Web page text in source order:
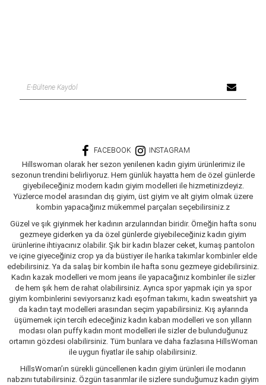
FACEBOOK INSTAGRAM
Hillswoman olarak her sezon yenilenen kadın giyim ürünlerimiz ile
sezonun trendini belirliyoruz. Hem günlük hayatta hem de özel günlerde
giyebileceğiniz modern kadın giyim modelleri ile hizmetinizdeyiz.
Yüzlerce model arasından dış giyim, üst giyim ve alt giyim olmak üzere
kombin yapacağınız mükemmel parçaları seçebilirsiniz.z
Güzel ve şık giyinmek her kadının arzularından biridir. Örneğin hafta sonu
gezmeye giderken ya da özel günlerde giyebileceğiniz kadın giyim
ürünlerine ihtiyacınız olabilir. Şık bir kadın blazer ceket, kumaş pantolon
ve içine giyeceğiniz crop ya da büstiyer ile harika takımlar kombinler elde
edebilirsiniz. Ya da salaş bir kombin ile hafta sonu gezmeye gidebilirsiniz.
Kadın kazak modelleri ve mom jeans ile yapacağınız kombinler ile sizler
de hem şık hem de rahat olabilirsiniz. Ayrıca spor yapmak için ya spor
giyim kombinlerini seviyorsanız kadı eşofman takımı, kadın sweatshirt ya
da kadın tayt modelleri arasından seçim yapabilirsiniz. Kış aylarında
üşümemek için tercih edeceğiniz kadın kaban modelleri ve son yılların
modası olan puffy kadın mont modelleri ile sizler de bulunduğunuz
ortamın gözdesi olabilirsiniz. Tüm bunlara ve daha fazlasına HillsWoman
ile uygun fiyatlar ile sahip olabilirsiniz.
HillsWoman’ın sürekli güncellenen kadın giyim ürünleri ile modanın
nabzını tutabilirsiniz. Özgün tasarımlar ile sizlere sunduğumuz kadın giyim